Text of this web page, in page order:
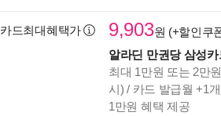
카드최대혜택가 9,903원 (+할인쿠
알라딘 만권당 삼성
최대 1만원 또는 2만
시) / 카드 발급월 +1
1만원 혜택 제공